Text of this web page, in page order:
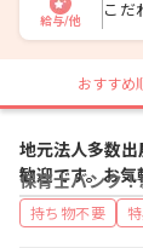
給与/他
こだ
おすすめ
保育士バンク
地元法人多数出
歓迎です。お
持ち物不要